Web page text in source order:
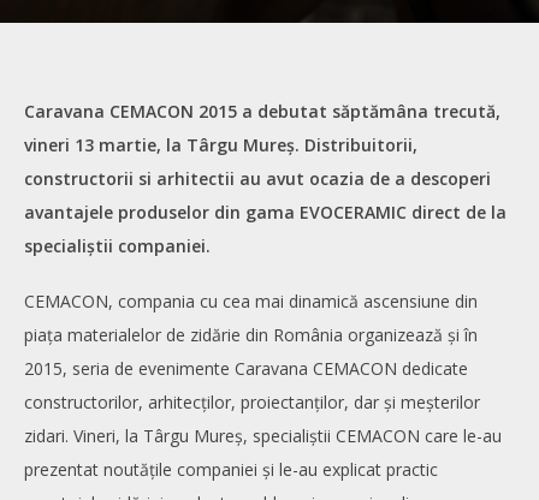
Caravana CEMACON 2015 a debutat săptămâna trecută,
vineri 13 martie, la Târgu Mureș. Distribuitorii,
constructorii si arhitectii au avut ocazia de a descoperi
avantajele produselor din gama EVOCERAMIC direct de la
specialiștii companiei.
CEMACON, compania cu cea mai dinamică ascensiune din
piața materialelor de zidărie din România organizează și în
2015, seria de evenimente Caravana CEMACON dedicate
constructorilor, arhitecților, proiectanților, dar și meșterilor
zidari. Vineri, la Târgu Mureș, specialiștii CEMACON care le-au
prezentat noutățile companiei și le-au explicat practic